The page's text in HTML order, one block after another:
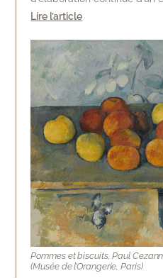
Lire l’article
Pommes et biscuits, Paul
(Musée de l’Orangerie, Paris)